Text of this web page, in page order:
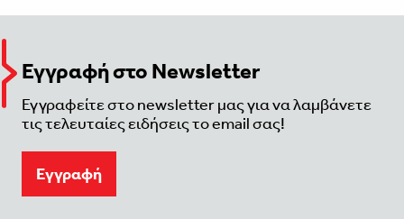
Εγγραφή στο Newsletter
Εγγραφείτε στο newsletter μας για να λαμβάνετε
τις τελευταίες ειδήσεις το email σας!
Eγγραφή